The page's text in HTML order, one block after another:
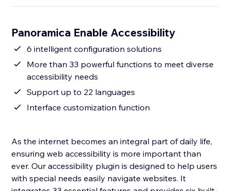
Panoramica Enable Accessibility
6 intelligent configuration solutions
More than 33 powerful functions to meet diverse
accessibility needs
Support up to 22 languages
Interface customization function
As the internet becomes an integral part of daily life,
ensuring web accessibility is more important than
ever. Our accessibility plugin is designed to help users
with special needs easily navigate websites. It